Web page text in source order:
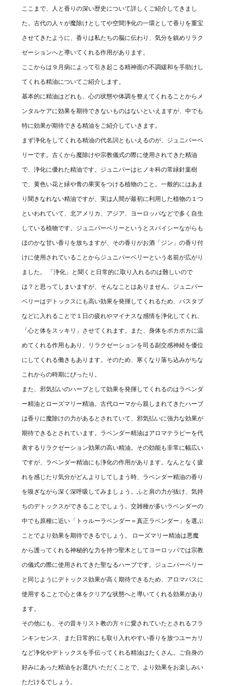
ここまで、人と香りの深い歴史について詳しくご紹介してきまし
た。古代の人々が魔除けとしてや空間浄化の一環として香りを重宝
させてきたように、香りは私たちの脳に伝わり、気分を鎮めリラク
ゼーションへと導いてくれる作用があります。
ここからは９月病によって引き起こる精神面の不調緩和を手助けし
てくれる精油についてご紹介します。
基本的に精油はどれも、心の状態や体調を整えてくれることからメ
ンタルケアに効果を期待できないものはないといえますが、中でも
特に効果が期待できる精油をご紹介していきます。
まず浄化をしてくれる精油の代名詞ともいえるのが、ジュニパーベ
リーです。古くから魔除けや宗教儀式の際に使用されてきた精油
で、浄化に優れた精油です。ジュニパーはヒノキ科の常緑針葉樹
で、黄色い花と緑や青の果実をつける植物のこと。一般的にはあま
り聞きなれない精油ですが、実は人間が最初に利用した植物の１つ
といわれていて、北アメリカ、アジア、ヨーロッパなどで多く自生
している植物です。ジュニパーベリーというとスパイシーながらも
ほのかな甘い香りを放ちますが、その香りがお酒「ジン」の香り付
けに使用されていることからジュニパーベリーという名前が広がり
ました。 「浄化」と聞くと日常的に取り入れるのは難しいので
は？と思ってしまいますが、そんなことはありません。ジュニパー
ベリーはデトックスにも高い効果を発揮してくれるため、バスタブ
などに入れることで１日の疲れやマイナスな感情を浄化してくれ、
「心と体をスッキリ」させてくれます。また、身体をポカポカに温
めてくれる作用もあり、リラクゼーションを司る副交感神経を優位
にしてくれる働きもあります。そのため、寒くなり落ち込みがちな
これからの時期にぴったり。
また、邪気払いのハーブとして効果を発揮してくれるのはラベンダ
ー精油とローズマリー精油。古代ローマから親しまれてきたハーブ
は香りに魔除けの力があるとされていて、邪気払いに強力な効果が
期待できるとされています。ラベンダー精油はアロマテラピーを代
表するリラクゼーション効果の高い精油。その効能も非常に幅広い
ですが、ラベンダー精油にも浄化の作用があります。なんとなく疲
れを感じたり気分がどんよりしてしまう時、ラベンダー精油の香り
を嗅ぎながら深く深呼吸してみましょう。ふと肩の力が抜け、気持
ちのデトックスができることでしょう。交雑種が多いラベンダーの
中でも原種に近い「トゥルーラベンダー＝真正ラベンダー」を選ぶ
ことでより効果を期待できるでしょう。 ローズマリー精油は悪魔
から護ってくれる神秘的な力を持つ聖木としてヨーロッパでは宗教
の儀式の際に使用されてきた聖なるハーブです。ジュニパーベリー
と同じようにデトックス効果が高く期待できるため、アロマバスに
使用することで心と体をクリアな状態へと導いてくれる効果があり
ます。
その他にも、その昔キリスト教の方々に愛されていたとされるフラ
ンキンセンス、また日常的にも取り入れやすい香りを放つユーカリ
など浄化やデトックスを手伝ってくれる精油はたくさん。ご自身の
好みにあった精油をお選びいただくことで、より効果をお楽しみい
ただけるでしょう。